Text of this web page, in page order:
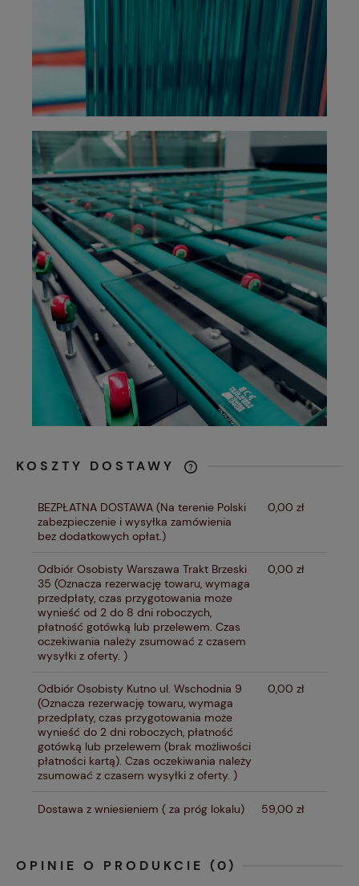
KOSZTY DOSTAWY
BEZPŁATNA DOSTAWA (Na terenie Polski
zabezpieczenie i wysyłka zamówienia
bez dodatkowych opłat.)
0,00 zł
Odbiór Osobisty Warszawa Trakt Brzeski
35 (Oznacza rezerwację towaru, wymaga
przedpłaty, czas przygotowania może
wynieść od 2 do 8 dni roboczych,
płatność gotówką lub przelewem. Czas
oczekiwania należy zsumować z czasem
wysyłki z oferty. )
0,00 zł
Odbiór Osobisty Kutno ul. Wschodnia 9
(Oznacza rezerwację towaru, wymaga
przedpłaty, czas przygotowania może
wynieść do 2 dni roboczych, płatność
gotówką lub przelewem (brak możliwości
płatności kartą). Czas oczekiwania należy
zsumować z czasem wysyłki z oferty. )
0,00 zł
Dostawa z wniesieniem ( za próg lokalu) 59,00 zł
OPINIE O PRODUKCIE (0)